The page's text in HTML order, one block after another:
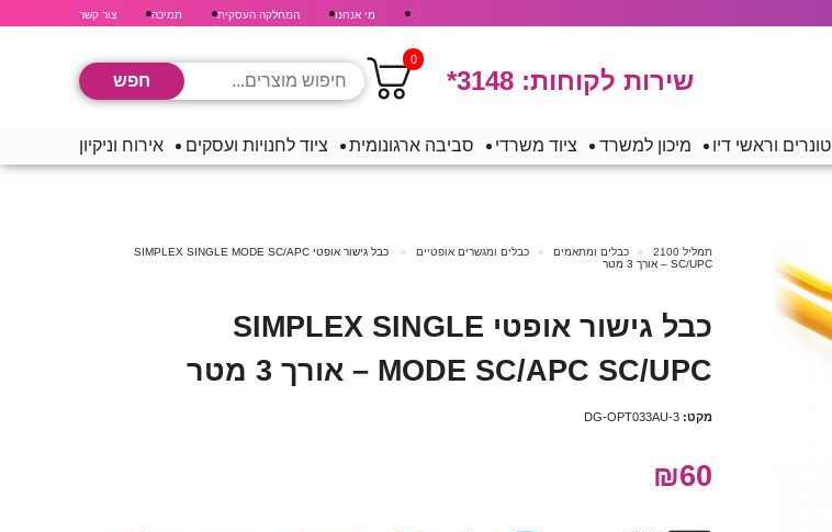
מי אנחנו המחלקה העסקית תמיכה צור קשר
שירות לקוחות: *3148
0
טונרים וראשי דיו מיכון למשרד ציוד משרדי סביבה ארגונומית ציוד לחנויות ועסקים אירוח וניקיון
תמליל 2100 כבלים ומתאמים כבלים ומגשרים אופטיים
כבל גישור אופטי SIMPLEX SINGLE MODE SC/APC
SC/UPC – אורך 3 מטר
כבל גישור אופטי SIMPLEX SINGLE
MODE SC/APC SC/UPC – אורך 3 מטר
מקט: DG-OPT033AU-3
₪60